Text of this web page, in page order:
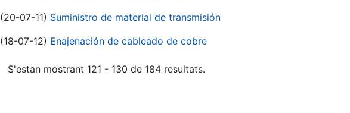
(20-07-11) Suministro de material de transmisión
(18-07-12) Enajenación de cableado de cobre
S'estan mostrant 121 - 130 de 184 resultats.